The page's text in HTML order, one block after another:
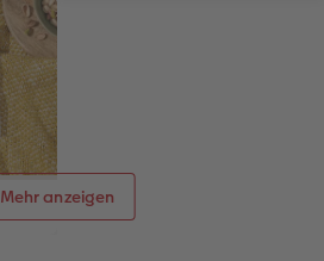
Mehr anzeigen